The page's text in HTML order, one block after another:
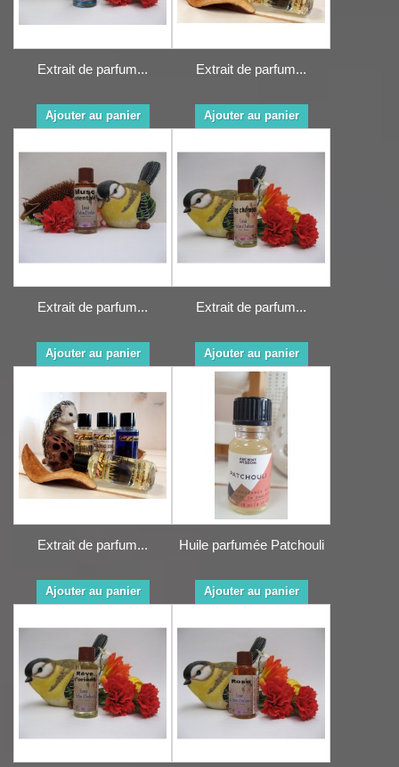
Extrait de parfum...
Ajouter au panier
Extrait de parfum...
Ajouter au panier
Extrait de parfum...
Ajouter au panier
Extrait de parfum...
Ajouter au panier
Extrait de parfum...
Ajouter au panier
Huile parfumée Patchouli
Ajouter au panier